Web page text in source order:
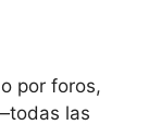
por foros,
las